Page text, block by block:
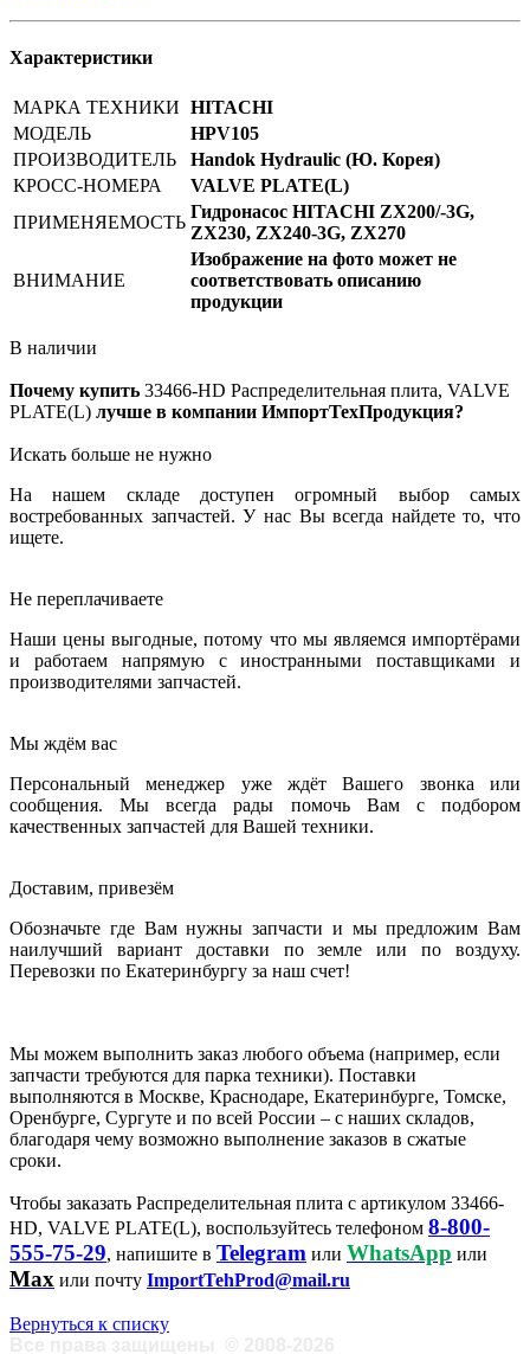
Характеристики
МАРКА ТЕХНИКИ HITACHI
МОДЕЛЬ
HPV105
ПРОИЗВОДИТЕЛЬ
Handok Hydraulic (Ю. Корея)
КРОСС-НОМЕРА
VALVE PLATE(L)
ПРИМЕНЯЕМОСТЬ
Гидронасос HITACHI ZX200/-3G,
ZX230, ZX240-3G, ZX270
ВНИМАНИЕ
Изображение на фото может не
соответствовать описанию
продукции
В наличии
Почему купить 33466-HD Распределительная плита, VALVE
PLATE(L) лучше в компании ИмпортТехПродукция?
Искать больше не нужно
На нашем складе доступен огромный выбор самых
востребованных запчастей. У нас Вы всегда найдете то, что
ищете.
Не переплачиваете
Наши цены выгодные, потому что мы являемся импортёрами
и работаем напрямую с иностранными поставщиками и
производителями запчастей.
Мы ждём вас
Персональный менеджер уже ждёт Вашего звонка или
сообщения. Мы всегда рады помочь Вам с подбором
качественных запчастей для Вашей техники.
Доставим, привезём
Обозначьте где Вам нужны запчасти и мы предложим Вам
наилучший вариант доставки по земле или по воздуху.
Перевозки по Екатеринбургу за наш счет!
Мы можем выполнить заказ любого объема (например, если
запчасти требуются для парка техники). Поставки
выполняются в Москве, Краснодаре, Екатеринбурге, Томске,
Оренбурге, Сургуте и по всей России – с наших складов,
благодаря чему возможно выполнение заказов в сжатые
сроки.
Чтобы заказать Распределительная плита с артикулом 33466-
HD, VALVE PLATE(L), воспользуйтесь телефоном 8-800-
555-75-29, напишите в Telegram или WhatsApp или
Max или почту ImportTehProd@mail.ru
Вернуться к списку